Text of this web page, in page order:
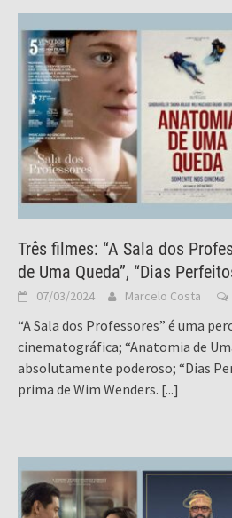
Três filmes: “A Sala dos
de Uma Queda”, “Dias
07/03/2024 Marcelo Costa
“A Sala dos Professores” é uma
cinematográfica; “Anatomia de
absolutamente poderoso; “Dias
prima de Wim Wenders. [...]